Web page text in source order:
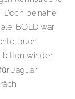
Doch beinahe
BOLD war
auch
bitten wir den
Jaguar